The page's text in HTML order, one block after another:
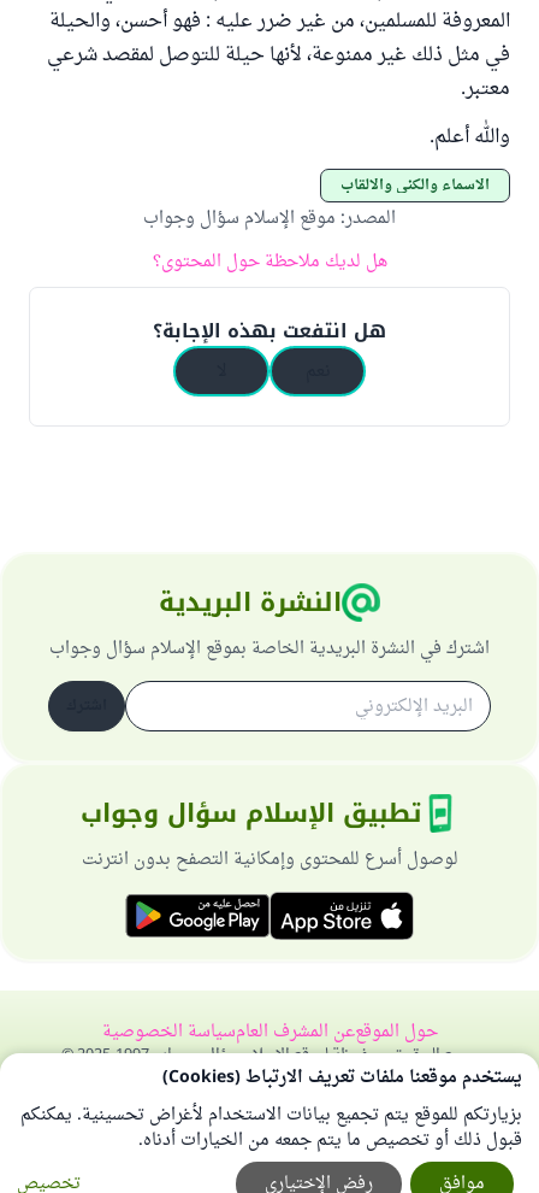
المعروفة للمسلمين، من غير ضرر عليه : فهو أحسن، والحيلة
في مثل ذلك غير ممنوعة، لأنها حيلة للتوصل لمقصد شرعي
معتبر.
والله أعلم.
الأسماء والكنى والألقاب
المصدر: موقع الإسلام سؤال وجواب
هل لديك ملاحظة حول المحتوى؟
هل انتفعت بهذه الإجابة؟
النشرة البريدية
اشترك في النشرة البريدية الخاصة بموقع الإسلام سؤال وجواب
تطبيق الإسلام سؤال وجواب
لوصول أسرع للمحتوى وإمكانية التصفح بدون انترنت
حول الموقععن المشرف العامسياسة الخصوصية
جميع الحقوق محفوظة لموقع الإسلام سؤال وجواب 1997-2025 ©
يستخدم موقعنا ملفات تعريف الارتباط (Cookies)
بزيارتكم للموقع يتم تجميع بيانات الاستخدام لأغراض تحسينية. يمكنكم
قبول ذلك أو تخصيص ما يتم جمعه من الخيارات أدناه.
تخصيص
رفض الإختياري موافق